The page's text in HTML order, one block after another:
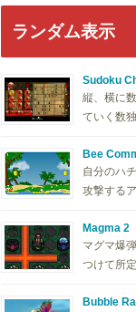
ランダム表示
Sudoku
縦、横に
ていく数
Bee
自分のハ
攻撃する
Magma 2
マグマ爆
つけて所
Bubble